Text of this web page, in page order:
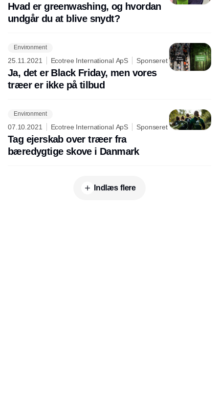
Hvad er greenwashing, og hvordan
undgår du at blive snydt?
Environment
25.11.2021 Ecotree International ApS Sponseret
Ja, det er Black Friday, men vores
træer er ikke på tilbud
Environment
07.10.2021 Ecotree International ApS Sponseret
Tag ejerskab over træer fra
bæredygtige skove i Danmark
Indlæs flere